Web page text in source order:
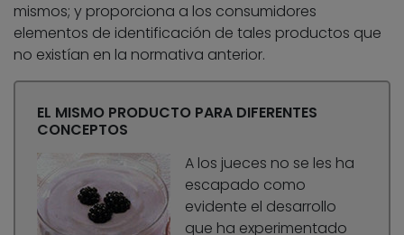
mismos; y proporciona a los consumidores
elementos de identificación de tales productos que
no existían en la normativa anterior.
EL MISMO PRODUCTO PARA DIFERENTES
CONCEPTOS
A los jueces no se les ha
escapado como
evidente el desarrollo
que ha experimentado